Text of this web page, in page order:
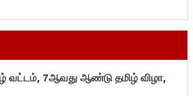
வட்டம், 7ஆவது ஆண்டு தமிழ் விழா,